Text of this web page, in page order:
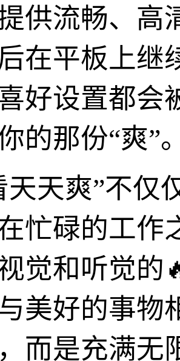
供流畅、高
在平板上继
好设置都会
的那份“爽”
天天爽”不仅
忙碌的工作
觉和听觉的
美好的事物
而是充满无